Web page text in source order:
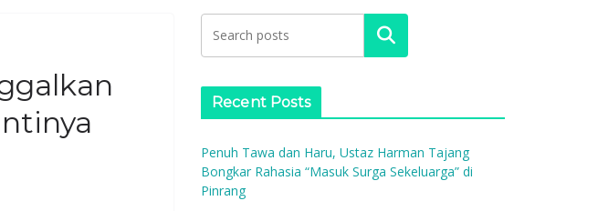
Search
Recent Posts
Penuh Tawa dan Haru, Ustaz Harman Tajang
Bongkar Rahasia “Masuk Surga Sekeluarga” di
Pinrang